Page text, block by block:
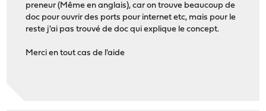
preneur (Même en anglais), car on trouve beaucoup de
doc pour ouvrir des ports pour internet etc, mais pour le
reste j'ai pas trouvé de doc qui explique le concept.
Merci en tout cas de l'aide